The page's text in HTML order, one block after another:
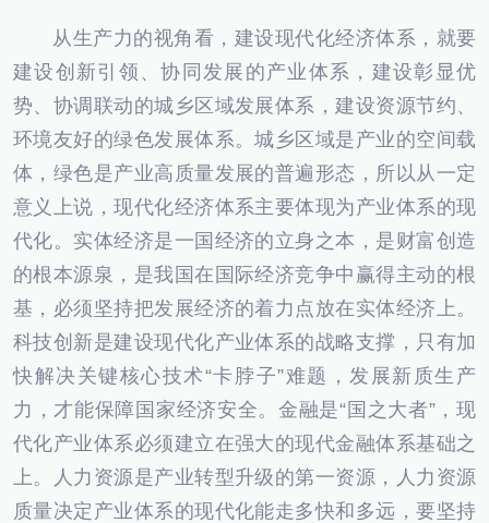
从生产力的视角看，建设现代化经济体系，就要
建设创新引领、协同发展的产业体系，建设彰显优
势、协调联动的城乡区域发展体系，建设资源节约、
环境友好的绿色发展体系。城乡区域是产业的空间载
体，绿色是产业高质量发展的普遍形态，所以从一定
意义上说，现代化经济体系主要体现为产业体系的现
代化。实体经济是一国经济的立身之本，是财富创造
的根本源泉，是我国在国际经济竞争中赢得主动的根
基，必须坚持把发展经济的着力点放在实体经济上。
科技创新是建设现代化产业体系的战略支撑，只有加
快解决关键核心技术“卡脖子”难题，发展新质生产
力，才能保障国家经济安全。金融是“国之大者”，现
代化产业体系必须建立在强大的现代金融体系基础之
上。人力资源是产业转型升级的第一资源，人力资源
质量决定产业体系的现代化能走多快和多远，要坚持